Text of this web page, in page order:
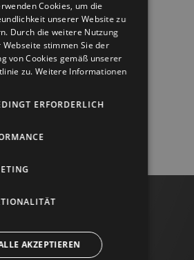
ENGLISH
Cookies, um die
unserer Website zu
Durch die weitere Nutzung
Webseite stimmen Sie der
von Cookies gemäß unserer
zu. Weitere Informationen
ERFORDERLICH
AKZEPTIEREN